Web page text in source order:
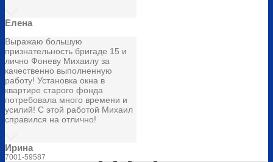
Елена
Выражаю большую
признательность бригаде 15 и
лично Фоневу Михаилу за
качественно выполненную
работу! Установка окна в
квартире старого фонда
потребовала много времени и
усилий! С этой работой Михаил
справился на отлично!
Ирина
7001-59587